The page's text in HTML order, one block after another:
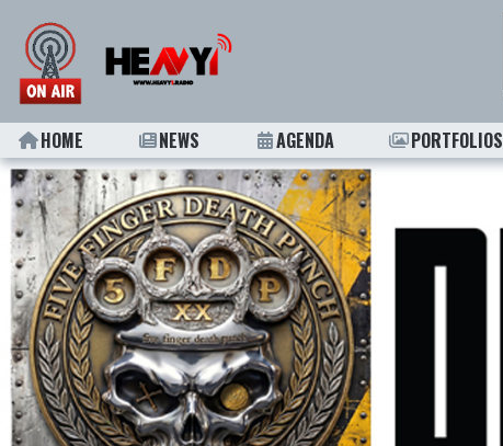
HOME NEWS AGENDA PORTFOLIOS